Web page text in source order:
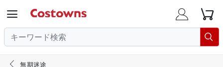
  

 無期迷途